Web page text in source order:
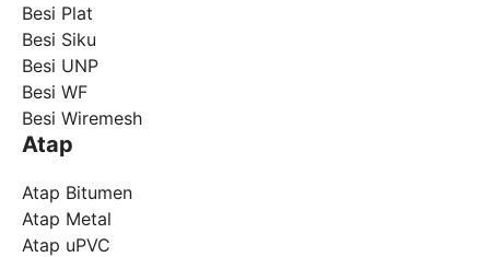
Besi Plat
Besi Siku
Besi UNP
Besi WF
Besi Wiremesh
Atap
Atap Bitumen
Atap Metal
Atap uPVC